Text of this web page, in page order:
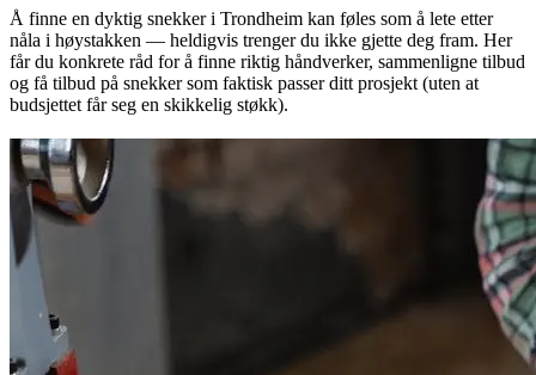
Å finne en dyktig snekker i Trondheim kan føles som å lete etter
nåla i høystakken — heldigvis trenger du ikke gjette deg fram. Her
får du konkrete råd for å finne riktig håndverker, sammenligne tilbud
og få tilbud på snekker som faktisk passer ditt prosjekt (uten at
budsjettet får seg en skikkelig støkk).